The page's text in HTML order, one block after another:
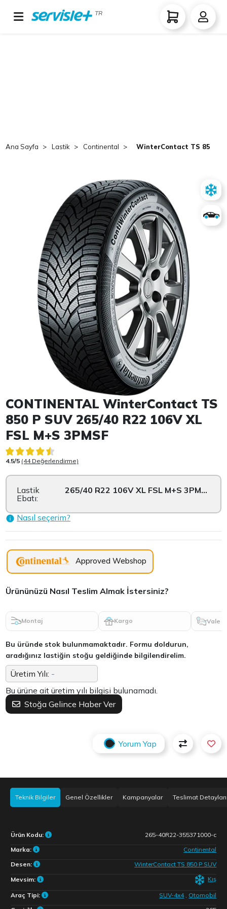
TR
Ana Sayfa Lastik Continental WinterContact TS 850 P
Item 1 of 1
CONTINENTAL WinterContact TS
850 P SUV 265/40 R22 106V XL
FSL M+S 3PMSF
4.5/5 (44 Değerlendirme)
Lastik
Ebatı:
265/40 R22 106V XL FSL M+S 3PMSF
Nasıl seçerim?
Approved Webshop
Ürününüzü Nasıl Teslim Almak İstersiniz?
Montaj Kargo Vale
Bu üründe stok bulunmamaktadır. Formu doldurun,
aradığınız lastiğin stoğu geldiğinde bilgilendirelim.
Üretim Yılı: -
Bu ürüne ait üretim yılı bilgisi bulunamadı.
Stoğa Gelince Haber Ver
Yorum Yap
Teknik Bilgiler Genel Özellikler Kampanyalar Teslimat Detayları
Ürün Kodu:
265-40R22-355371000-c
Marka:
Continental
Desen:
WinterContact TS 850 P SUV
Mevsim: Kış
Araç Tipi: SUV-4x4
Otomobil